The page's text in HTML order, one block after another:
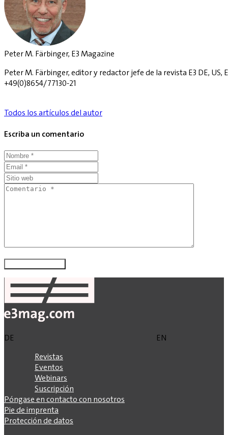
Peter M. Färbinger, E3 Magazine
Peter M. Färbinger, editor y redactor jefe de la revista E3 DE,
+49(0)8654/77130-21
Todos los artículos del autor
Escriba un comentario
DE
EN
Revistas
Eventos
Webinars
Suscripción
Póngase en contacto con nosotros
Pie de imprenta
Protección de datos